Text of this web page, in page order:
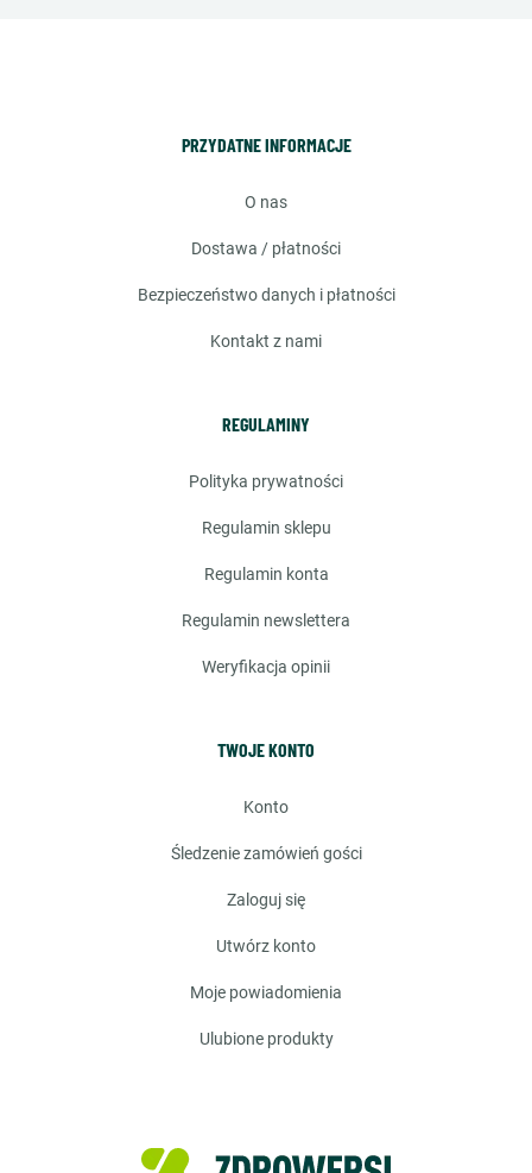
PRZYDATNE INFORMACJE
o nas
dostawa / płatności
bezpieczeństwo danych i płatności
kontakt z nami
REGULAMINY
polityka prywatności
regulamin sklepu
regulamin konta
regulamin newslettera
weryfikacja opinii
TWOJE KONTO
konto
śledzenie zamówień gości
zaloguj się
utwórz konto
moje powiadomienia
ulubione produkty